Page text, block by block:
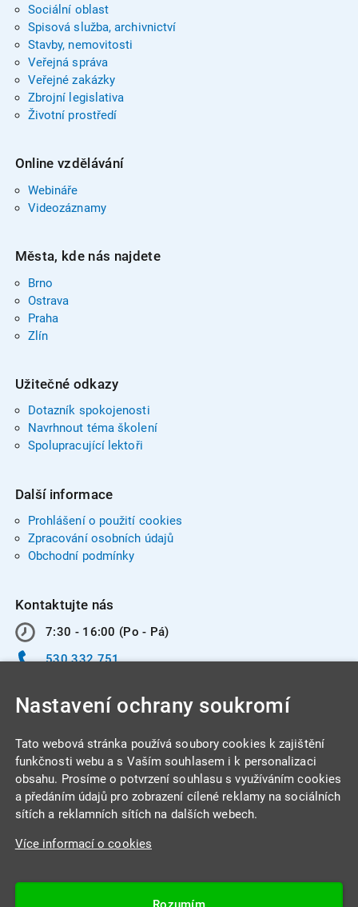
Sociální oblast
Spisová služba, archivnictví
Stavby, nemovitosti
Veřejná správa
Veřejné zakázky
Zbrojní legislativa
Životní prostředí
Online vzdělávání
Webináře
Videozáznamy
Města, kde nás najdete
Brno
Ostrava
Praha
Zlín
Užitečné odkazy
Dotazník spokojenosti
Navrhnout téma školení
Spolupracující lektoři
Další informace
Prohlášení o použití cookies
Zpracování osobních údajů
Obchodní podmínky
Kontaktujte nás
7:30 - 16:00 (Po - Pá)
530 332 751
INTEGRA CENTRUM s.r.o.
Jabloňová 662/7
Nastavení ochrany soukromí
Tato webová stránka používá soubory cookies k zajištění
funkčnosti webu a s Vaším souhlasem i k personalizaci
obsahu. Prosíme o potvrzení souhlasu s využíváním cookies
a předáním údajů pro zobrazení cílené reklamy na sociálních
sítích a reklamních sítích na dalších webech.
Více informací o cookies